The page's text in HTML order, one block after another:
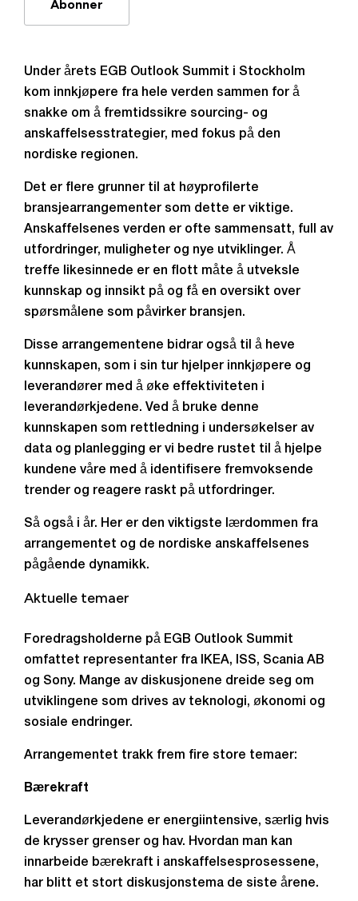
Abonner
Under årets EGB Outlook Summit i Stockholm
kom innkjøpere fra hele verden sammen for å
snakke om å fremtidssikre sourcing- og
anskaffelsesstrategier, med fokus på den
nordiske regionen.
Det er flere grunner til at høyprofilerte
bransjearrangementer som dette er viktige.
Anskaffelsenes verden er ofte sammensatt, full av
utfordringer, muligheter og nye utviklinger. Å
treffe likesinnede er en flott måte å utveksle
kunnskap og innsikt på og få en oversikt over
spørsmålene som påvirker bransjen.
Disse arrangementene bidrar også til å heve
kunnskapen, som i sin tur hjelper innkjøpere og
leverandører med å øke effektiviteten i
leverandørkjedene. Ved å bruke denne
kunnskapen som rettledning i undersøkelser av
data og planlegging er vi bedre rustet til å hjelpe
kundene våre med å identifisere fremvoksende
trender og reagere raskt på utfordringer.
Så også i år. Her er den viktigste lærdommen fra
arrangementet og de nordiske anskaffelsenes
pågående dynamikk.
Aktuelle temaer
Foredragsholderne på EGB Outlook Summit
omfattet representanter fra IKEA, ISS, Scania AB
og Sony. Mange av diskusjonene dreide seg om
utviklingene som drives av teknologi, økonomi og
sosiale endringer.
Arrangementet trakk frem fire store temaer:
Bærekraft
Leverandørkjedene er energiintensive, særlig hvis
de krysser grenser og hav. Hvordan man kan
innarbeide bærekraft i anskaffelsesprosessene,
har blitt et stort diskusjonstema de siste årene.